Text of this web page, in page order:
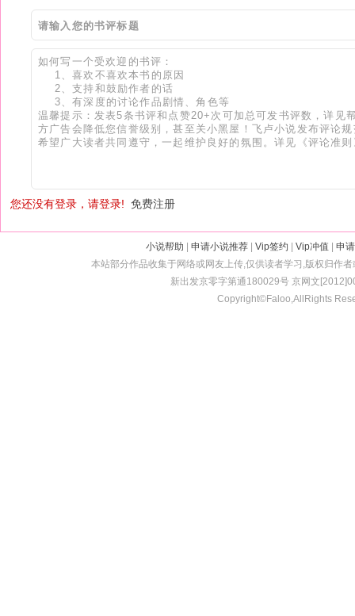
您还没有登录，请登录! 免费注册
小说帮助 申请小说推荐| Vip签约 Vip冲值
申
本站部分作品收集于网络或网友上传,仅供读者学习,版权归作
新出发京零字第通180029号 京网文
Copyright©Faloo,AllRights